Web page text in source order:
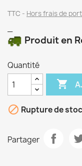
TTC Hors frais de port
Produit en
Quantité

 Rupture de
Partager